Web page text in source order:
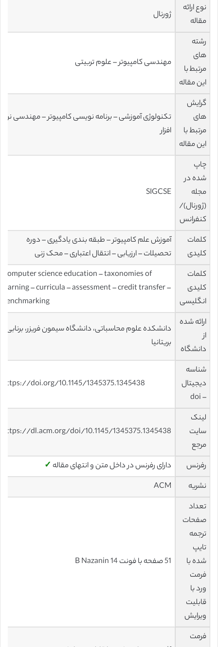
نوع ارائه
مقاله
ژورنال
رشته
های
مرتبط با
این مقاله
مهندسی کامپیوتر – علوم تربیتی
گرایش
های
مرتبط با
این مقاله
تکنولوژی آموزشی – برنامه نویسی کامپیوتر – مهندسی نرم
افزار
چاپ
شده در
مجله
(ژورنال)/
کنفرانس
SIGCSE
کلمات
کلیدی
آموزش علم کامپیوتر – طبقه بندی یادگیری – دوره
تحصیلات – ارزیابی – انتقال اعتباری – محک زنی
کلمات
کلیدی
انگلیسی
Computer science education – taxonomies of
learning – curricula – assessment – credit transfer –
benchmarking
ارائه شده
از
دانشگاه
دانشکده علوم محاسباتی، دانشگاه سیمون فریزر، برنابی،
بریتانیا
شناسه
دیجیتال
– doi
https://doi.org/10.1145/1345375.1345438
لینک
سایت
مرجع
https://dl.acm.org/doi/10.1145/1345375.1345438
رفرنس دارای رفرنس در داخل متن و انتهای مقاله ✓
نشریه
ACM
تعداد
صفحات
ترجمه
تایپ
شده با
فرمت
ورد با
قابلیت
ویرایش
51 صفحه با فونت 14 B Nazanin
فرمت